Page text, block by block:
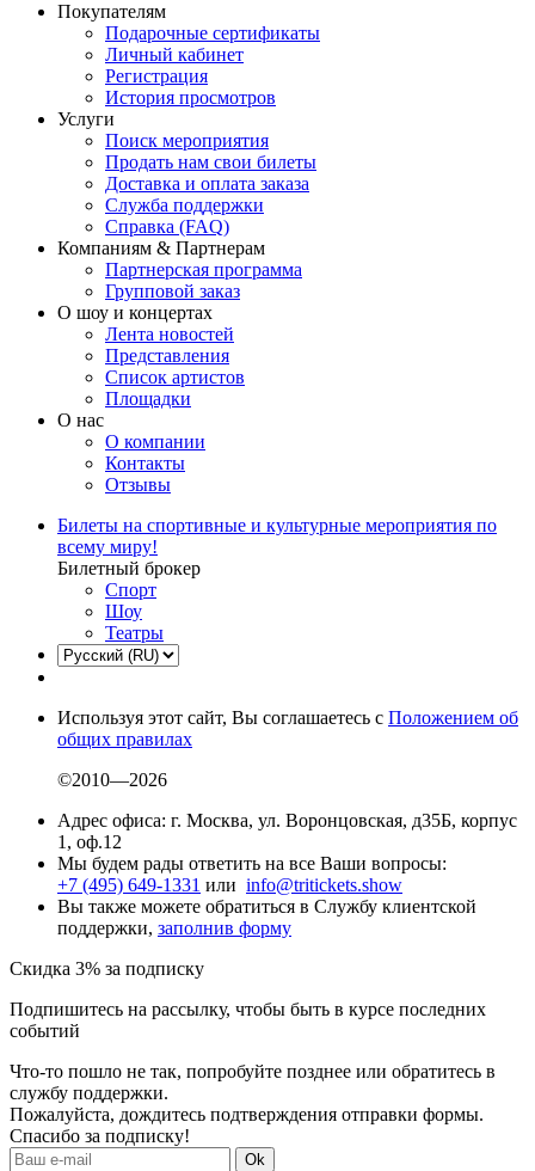
Покупателям
Подарочные сертификаты
Личный кабинет
Регистрация
История просмотров
Услуги
Поиск мероприятия
Продать нам свои билеты
Доставка и оплата заказа
Служба поддержки
Справка (FAQ)
Компаниям & Партнерам
Партнерская программа
Групповой заказ
О шоу и концертах
Лента новостей
Представления
Список артистов
Площадки
О нас
О компании
Контакты
Отзывы
Билеты на спортивные и культурные мероприятия по
всему миру!
Билетный брокер
Спорт
Шоу
Театры
Используя этот сайт, Вы соглашаетесь с Положением об
общих правилах
©2010—2026
Адрес офиса: г. Москва, ул. Воронцовская, д35Б, корпус
1, оф.12
Мы будем рады ответить на все Ваши вопросы:
+7 (495) 649-1331 или info@tritickets.show
Вы также можете обратиться в Службу клиентской
поддержки, заполнив форму
Скидка 3% за подписку
Подпишитесь на рассылку, чтобы быть в курсе последних
событий
Что-то пошло не так, попробуйте позднее или обратитесь в
службу поддержки.
Пожалуйста, дождитесь подтверждения отправки формы.
Спасибо за подписку!
Ok